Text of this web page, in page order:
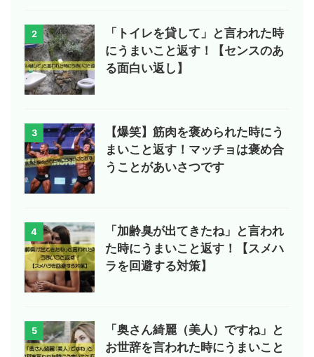
2
「トイレを貸して」と言われた時
にうまいこと返す！【センスのあ
る面白い返し】
3
【爆笑】筋肉を褒められた時にう
まいこと返す！マッチョは褒め合
うことがあいさつです
4
「加齢臭が出てきたね」と言われ
た時にうまいこと返す！【スメハ
ラを回避する対策】
5
「奥さん綺麗（美人）ですね」と
お世辞を言われた時にうまいこと